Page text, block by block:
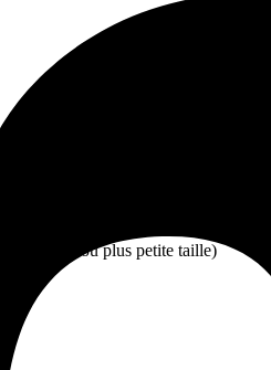
régulièrement.
de 10 et/ou plus petite taille)